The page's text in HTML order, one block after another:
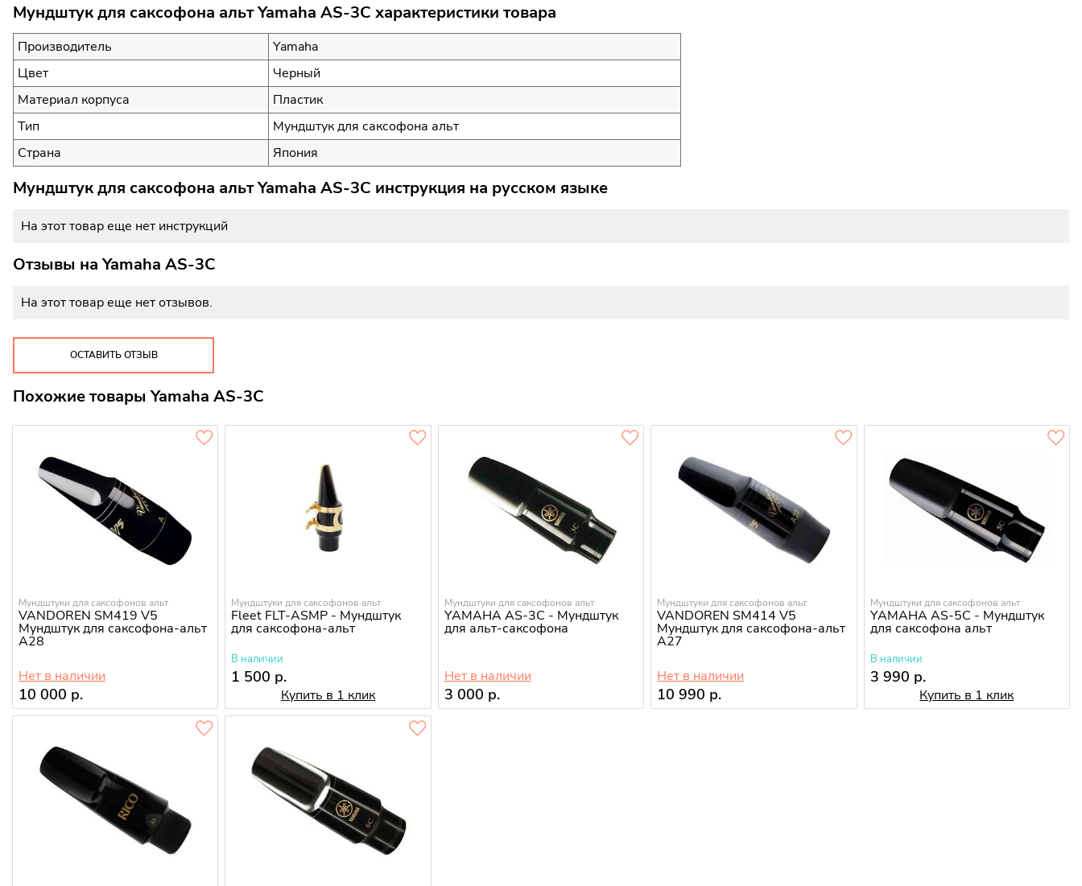
Мундштук для саксофона альт Yamaha AS-3C характеристики товара
Производитель
Yamaha
Цвет
Черный
Материал корпуса
Пластик
Тип
Мундштук для саксофона альт
Страна
Япония
Мундштук для саксофона альт Yamaha AS-3C инструкция на русском языке
На этот товар еще нет инструкций
Отзывы наYamaha AS-3C
На этот товар еще нет отзывов.
ОСТАВИТЬ ОТЗЫВ
Похожие товары Yamaha AS-3C
Мундштуки для саксофонов альт
VANDOREN SM419 V5
Мундштук для саксофона-альт
A28
Нет в наличии
10 000 р.
Мундштуки для саксофонов альт
Fleet FLT-ASMP - Мундштук
для саксофона-альт
В наличии
1 500 р.
Купить в 1 клик
Мундштуки для саксофонов альт
YAMAHA AS-3C - Мундштук
для альт-саксофона
Нет в наличии
3 000 р.
Мундштуки для саксофонов альт
VANDOREN SM414 V5
Мундштук для саксофона-альт
A27
Нет в наличии
10 990 р.
Мундштуки для саксофонов альт
YAMAHA AS-5C - Мундштук
для саксофона альт
В наличии
3 990 р.
Купить в 1 клик